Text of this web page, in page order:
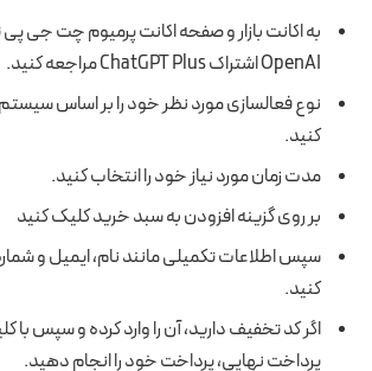
OpenAI اشتراک ChatGPT Plus مراجعه کنید.
نوع فعالسازی مورد نظر خود را بر اساس
کنید.
مدت زمان مورد نیاز خود را انتخاب کنید.
بر روی گزینه افزودن به سبد خرید کلیک کنید
سپس اطلاعات تکمیلی مانند نام، ایمیل و
کنید.
اگر کد تخفیف دارید، آن را وارد کرده و سپس با
پرداخت نهایی، پرداخت خود را انجام دهید.